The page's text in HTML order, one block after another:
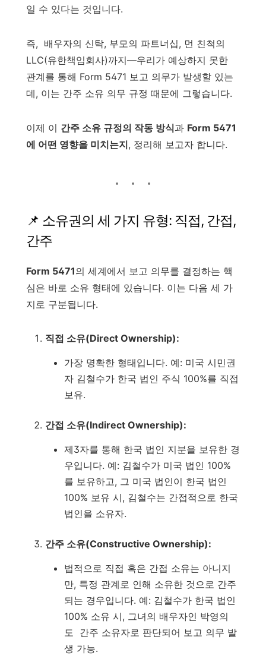
일 수 있다는 것입니다.
즉, 배우자의 신탁, 부모의 파트너십, 먼 친척의
LLC(유한책임회사)까지—우리가 예상하지 못한
관계를 통해 Form 5471 보고 의무가 발생할 있는
데, 이는 간주 소유 의무 규정 때문에 그렇습니다.
이제 이 간주 소유 규정의 작동 방식과 Form 5471
에 어떤 영향을 미치는지, 정리해 보고자 합니다.
📌 소유권의 세 가지 유형: 직접, 간접,
간주
Form 5471의 세계에서 보고 의무를 결정하는 핵
심은 바로 소유 형태에 있습니다. 이는 다음 세 가
지로 구분됩니다.
직접 소유(Direct Ownership):
가장 명확한 형태입니다. 예: 미국 시민권
자 김철수가 한국 법인 주식 100%를 직접
보유.
간접 소유(Indirect Ownership):
제3자를 통해 한국 법인 지분을 보유한 경
우입니다. 예: 김철수가 미국 법인 100%
를 보유하고, 그 미국 법인이 한국 법인
100% 보유 시, 김철수는 간접적으로 한국
법인을 소유자.
간주 소유(Constructive Ownership):
법적으로 직접 혹은 간접 소유는 아니지
만, 특정 관계로 인해 소유한 것으로 간주
되는 경우입니다. 예: 김철수가 한국 법인
100% 소유 시, 그녀의 배우자인 박영의
도 간주 소유자로 판단되어 보고 의무 발
생 가능.